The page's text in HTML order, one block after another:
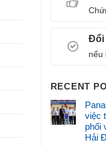
Đổi
nếu
RECENT
việc
phối
Hải